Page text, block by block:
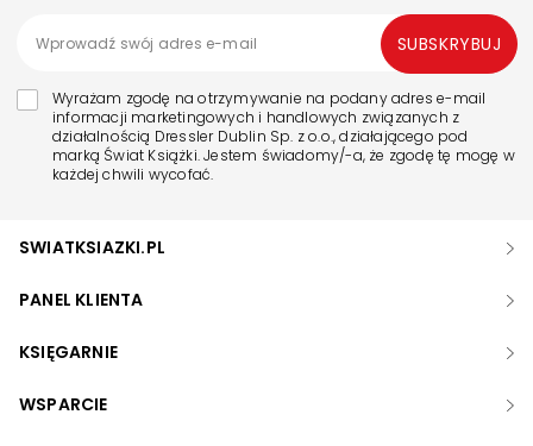
Wyrażam zgodę na otrzymywanie na podany adres e-mail
informacji marketingowych i handlowych związanych z
działalnością Dressler Dublin Sp. z o.o., działającego pod
marką Świat Książki. Jestem świadomy/-a, że zgodę tę mogę w
każdej chwili wycofać.
SUBSKRYBUJ
SWIATKSIAZKI.PL
PANEL KLIENTA
KSIĘGARNIE
WSPARCIE